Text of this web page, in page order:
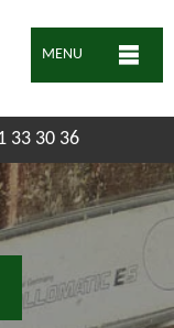
MENU
33 30 36